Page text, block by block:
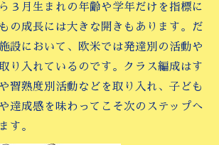
３月生まれの年齢や学年だけを指標に
の成長には大きな開きもあります。だ
設において、欧米では発達別の活動や
り入れているのです。クラス編成はす
習熟度別活動などを取り入れ、子ども
達成感を味わってこそ次のステップへ
す。